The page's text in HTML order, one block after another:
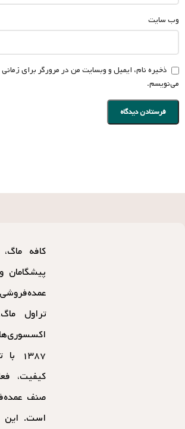
وب‌ سایت
ذخیره نام، ایمیل و وبسایت من در مرورگر برای
می‌نویسم.
کافه
پیشگامان
تراول
کیفیت،
صنف
است. این